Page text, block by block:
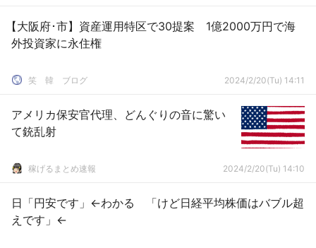
【大阪府･市】資産運用特区で30提案 1億2000万円で海
外投資家に永住権
笑 韓 ブログ 2024/2/20(Tu) 14:11
アメリカ保安官代理、どんぐりの音に驚い
て銃乱射
稼げるまとめ速報 2024/2/20(Tu) 14:10
日「円安です」←わかる 「けど日経平均株価はバブル超
えです」←